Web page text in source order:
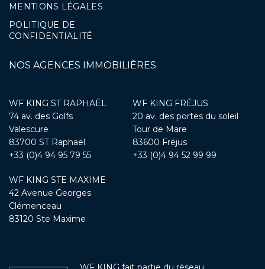
MENTIONS LÉGALES
POLITIQUE DE
CONFIDENTIALITÉ
NOS AGENCES IMMOBILIÈRES
WF KING ST RAPHAËL
74 av. des Golfs
Valescure
83700 ST Raphaël
+33 (0)4 94 95 79 55
WF KING FRÉJUS
20 av. des portes du soleil
Tour de Mare
83600 Fréjus
+33 (0)4 94 52 99 99
WF KING STE MAXIME
42 Avenue Georges
Clémenceau
83120 Ste Maxime